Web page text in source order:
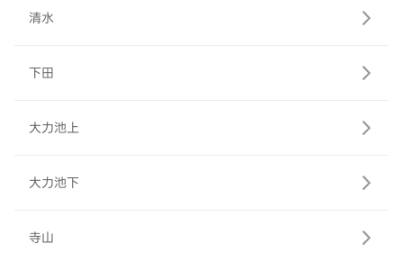
清水
下田
大力池上
大力池下
寺山